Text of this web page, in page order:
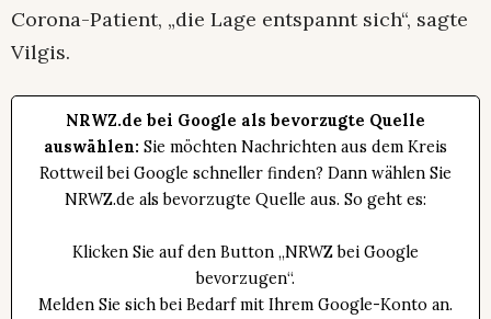
Corona-Patient, „die Lage entspannt sich“, sagte
Vilgis.
NRWZ.de bei Google als bevorzugte Quelle
auswählen: Sie möchten Nachrichten aus dem Kreis
Rottweil bei Google schneller finden? Dann wählen Sie
NRWZ.de als bevorzugte Quelle aus. So geht es:
Klicken Sie auf den Button „NRWZ bei Google
bevorzugen“.
Melden Sie sich bei Bedarf mit Ihrem Google-Konto an.